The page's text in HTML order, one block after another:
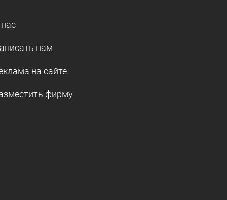
нам
на сайте
фирму